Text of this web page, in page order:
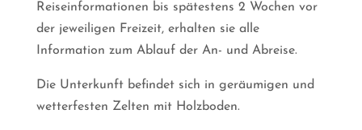
Reiseinformationen bis spätestens 2 Wochen vor
der jeweiligen Freizeit, erhalten sie alle
Information zum Ablauf der An- und Abreise.
Die Unterkunft befindet sich in geräumigen und
wetterfesten Zelten mit Holzboden.